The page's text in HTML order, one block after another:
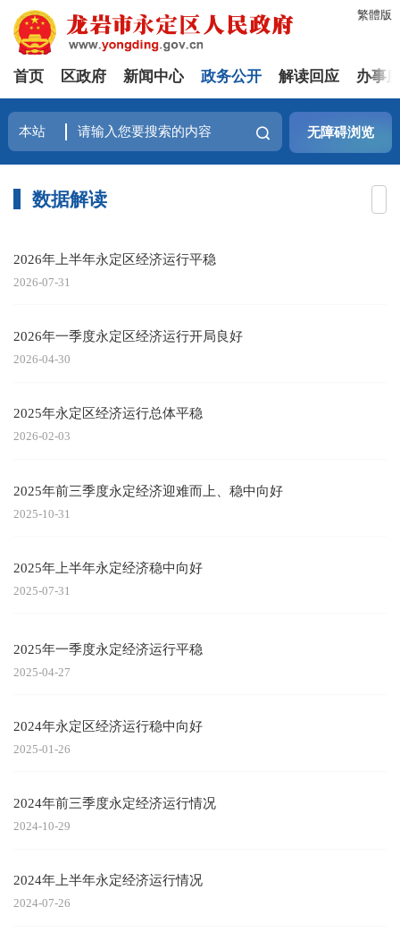
繁體版
首页 区政府 新闻中心 政务公开 解读回应 办事
无障碍浏览
数据解读
2026年上半年永定区经济运行平稳
2026-07-31
2026年一季度永定区经济运行开局良好
2026-04-30
2025年永定区经济运行总体平稳
2026-02-03
2025年前三季度永定经济迎难而上、稳中向好
2025-10-31
2025年上半年永定经济稳中向好
2025-07-31
2025年一季度永定经济运行平稳
2025-04-27
2024年永定区经济运行稳中向好
2025-01-26
2024年前三季度永定经济运行情况
2024-10-29
2024年上半年永定经济运行情况
2024-07-26